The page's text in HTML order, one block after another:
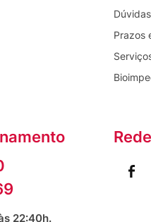
Prazos
22:40h.